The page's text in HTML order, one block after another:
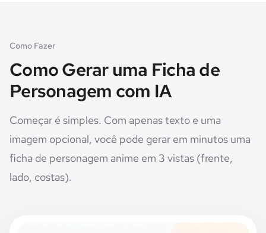
Como Fazer
Como Gerar uma Ficha de
Personagem com IA
Começar é simples. Com apenas texto e uma
imagem opcional, você pode gerar em minutos uma
ficha de personagem anime em 3 vistas (frente,
lado, costas).